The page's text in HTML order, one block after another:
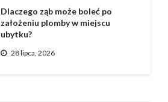
Dlaczego ząb może boleć po
założeniu plomby w miejscu
ubytku?
28 lipca, 2026